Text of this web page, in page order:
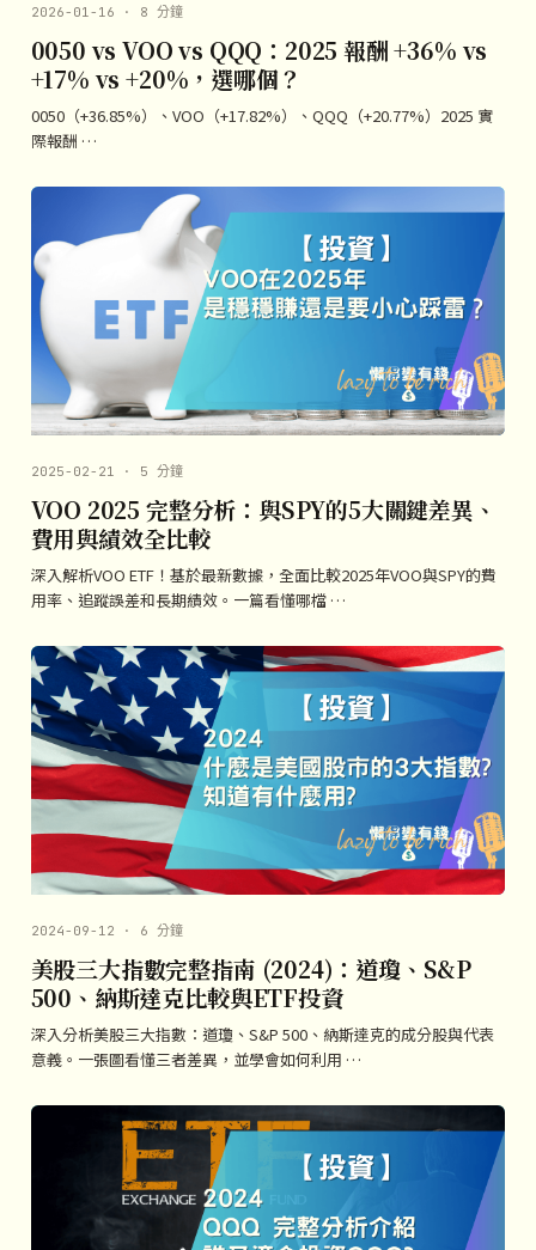
2026-01-16 · 8 分鐘
0050 vs VOO vs QQQ：2025 報酬 +36% vs
+17% vs +20%，選哪個？
0050（+36.85%）、VOO（+17.82%）、QQQ（+20.77%）2025 實
際報酬 …
2025-02-21 · 5 分鐘
VOO 2025 完整分析：與SPY的5大關鍵差異、
費用與績效全比較
深入解析VOO ETF！基於最新數據，全面比較2025年VOO與SPY的費
用率、追蹤誤差和長期績效。一篇看懂哪檔 …
2024-09-12 · 6 分鐘
美股三大指數完整指南 (2024)：道瓊、S&P
500、納斯達克比較與ETF投資
深入分析美股三大指數：道瓊、S&P 500、納斯達克的成分股與代表
意義。一張圖看懂三者差異，並學會如何利用 …